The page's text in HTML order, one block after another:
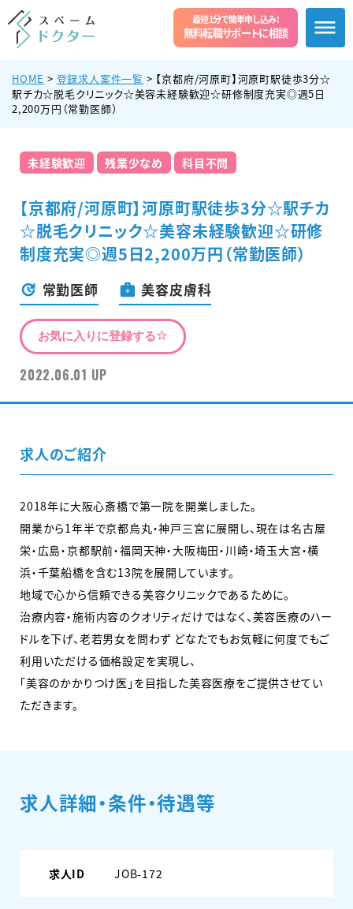
最短1分で簡単申し込み!
無料転職サポートに相談
HOME > 登録求人案件一覧 > 【京都府/河原町】河原町駅徒歩3分☆
駅チカ☆脱毛クリニック☆美容未経験歓迎☆研修制度充実◎週5日
2,200万円（常勤医師）
未経験歓迎 残業少なめ 科目不問
【京都府/河原町】河原町駅徒歩3分☆駅チカ
☆脱毛クリニック☆美容未経験歓迎☆研修
制度充実◎週5日2,200万円（常勤医師）
常勤医師 美容皮膚科
お気に入りに登録する
2022.06.01 UP
求人のご紹介
2018年に大阪心斎橋で第一院を開業しました。
開業から1年半で京都烏丸・神戸三宮に展開し、現在は名古屋
栄・広島・京都駅前・福岡天神・大阪梅田・川崎・埼玉大宮・横
浜・千葉船橋を含む13院を展開しています。
地域で心から信頼できる美容クリニックであるために。
治療内容・施術内容のクオリティだけではなく、美容医療のハー
ドルを下げ、老若男女を問わず どなたでもお気軽に何度でもご
利用いただける価格設定を実現し、
「美容のかかりつけ医」を目指した美容医療をご提供させてい
ただきます。
求人詳細・条件・待遇等
求人ID JOB-172